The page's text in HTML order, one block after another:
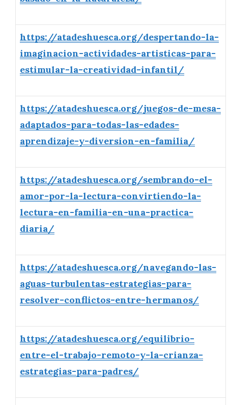
https://atadeshuesca.org/despertando-la-
imaginacion-actividades-artisticas-para-
estimular-la-creatividad-infantil/
https://atadeshuesca.org/juegos-de-mesa-
adaptados-para-todas-las-edades-
aprendizaje-y-diversion-en-familia/
https://atadeshuesca.org/sembrando-el-
amor-por-la-lectura-convirtiendo-la-
lectura-en-familia-en-una-practica-
diaria/
https://atadeshuesca.org/navegando-las-
aguas-turbulentas-estrategias-para-
resolver-conflictos-entre-hermanos/
https://atadeshuesca.org/equilibrio-
entre-el-trabajo-remoto-y-la-crianza-
estrategias-para-padres/